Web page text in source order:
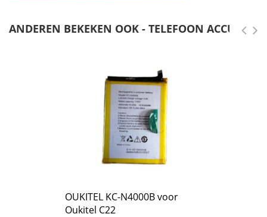
ANDEREN BEKEKEN OOK - TELEFOON ACCU'S
OUKITEL KC-N4000B voor
Oukitel C22